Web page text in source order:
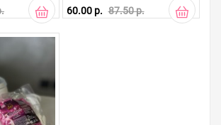
60.00 р. 87.50 р.